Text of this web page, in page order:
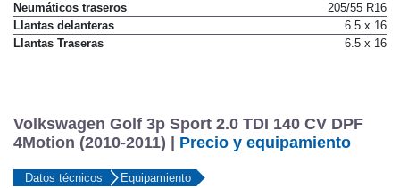
Neumáticos delanteros
205/55 R16
Neumáticos traseros
205/55 R16
Llantas delanteras
6.5 x 16
Volkswagen Golf 3p Sport 2.0 TDI 140 CV DPF
4Motion (2010-2011) |
Precio y equipamiento